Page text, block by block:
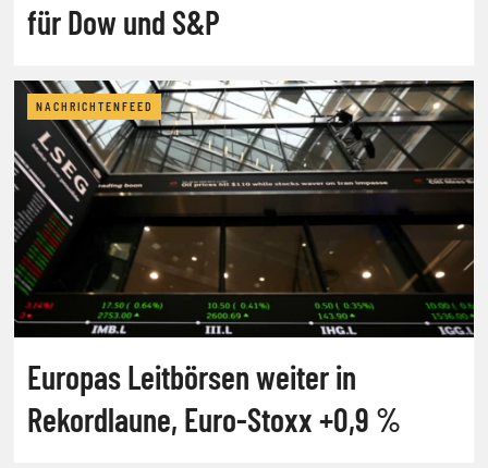
für Dow und S&P
NACHRICHTENFEED
Europas Leitbörsen weiter in
Rekordlaune, Euro-Stoxx +0,9 %